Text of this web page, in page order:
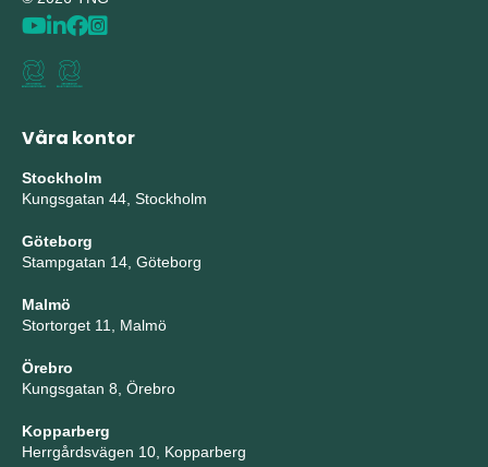
Våra kontor
Stockholm
Kungsgatan 44, Stockholm
Göteborg
Stampgatan 14, Göteborg
Malmö
Stortorget 11, Malmö
Örebro
Kungsgatan 8, Örebro
Kopparberg
Herrgårdsvägen 10, Kopparberg